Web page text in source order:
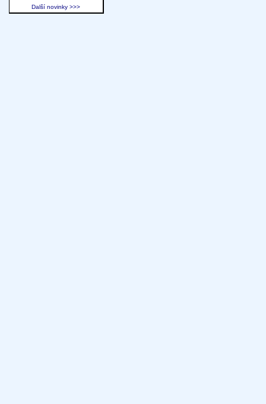
Další novinky >>>